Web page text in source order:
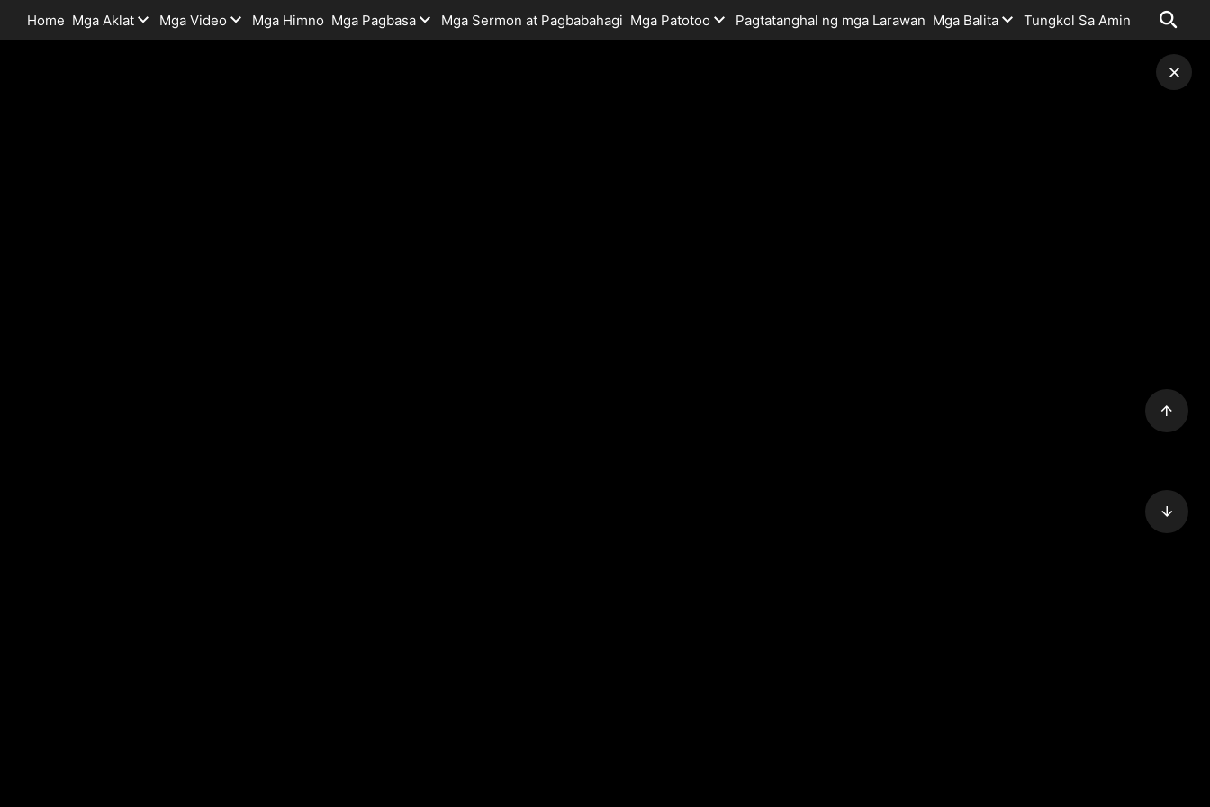
Home Mga Aklat Mga Video Mga Himno Mga Pagbasa Mga Sermon at Pagbabahagi Mga Patotoo Pagtatanghal ng mga Larawan Mga Balita Tungkol Sa Amin